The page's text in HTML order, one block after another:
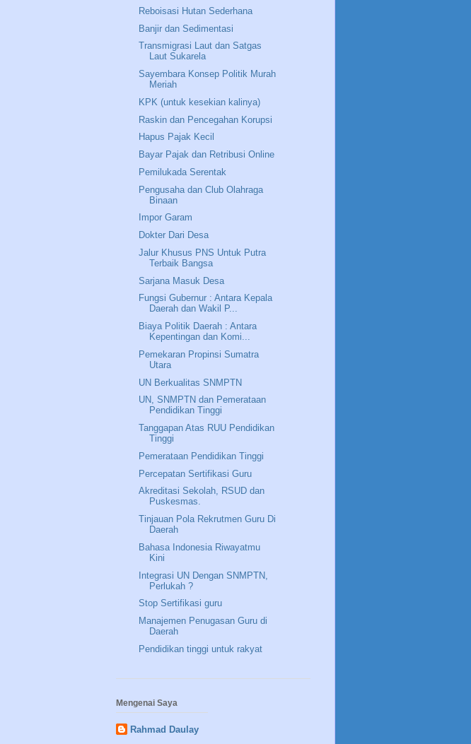
Reboisasi Hutan Sederhana
Banjir dan Sedimentasi
Transmigrasi Laut dan Satgas
Laut Sukarela
Sayembara Konsep Politik Murah
Meriah
KPK (untuk kesekian kalinya)
Raskin dan Pencegahan Korupsi
Hapus Pajak Kecil
Bayar Pajak dan Retribusi Online
Pemilukada Serentak
Pengusaha dan Club Olahraga
Binaan
Impor Garam
Dokter Dari Desa
Jalur Khusus PNS Untuk Putra
Terbaik Bangsa
Sarjana Masuk Desa
Fungsi Gubernur : Antara Kepala
Daerah dan Wakil P...
Biaya Politik Daerah : Antara
Kepentingan dan Komi...
Pemekaran Propinsi Sumatra
Utara
UN Berkualitas SNMPTN
UN, SNMPTN dan Pemerataan
Pendidikan Tinggi
Tanggapan Atas RUU Pendidikan
Tinggi
Pemerataan Pendidikan Tinggi
Percepatan Sertifikasi Guru
Akreditasi Sekolah, RSUD dan
Puskesmas.
Tinjauan Pola Rekrutmen Guru Di
Daerah
Bahasa Indonesia Riwayatmu
Kini
Integrasi UN Dengan SNMPTN,
Perlukah ?
Stop Sertifikasi guru
Manajemen Penugasan Guru di
Daerah
Pendidikan tinggi untuk rakyat
Mengenai Saya
Rahmad Daulay